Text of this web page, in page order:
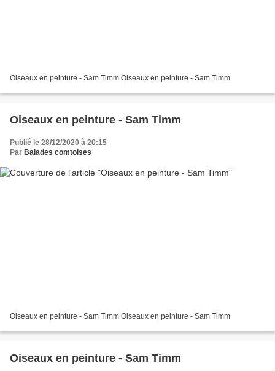
Oiseaux en peinture - Sam Timm Oiseaux en peinture - Sam Timm
Oiseaux en peinture - Sam Timm
Publié le 28/12/2020 à 20:15
Par Balades comtoises
Oiseaux en peinture - Sam Timm Oiseaux en peinture - Sam Timm
Oiseaux en peinture - Sam Timm